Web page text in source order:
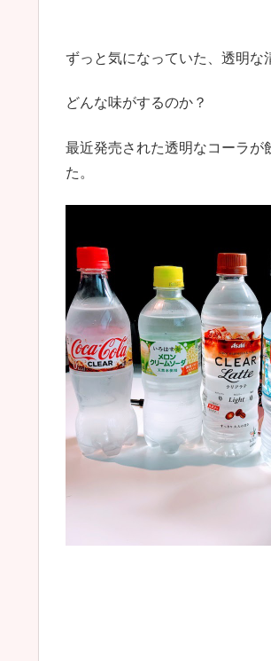
ずっと気になっていた、透明な
どんな味がするのか？
最近発売された透明なコーラが
た。